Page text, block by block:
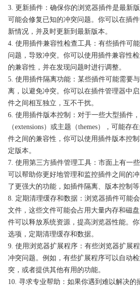
3. 更新插件：确保你的浏览器插件是最新
可能会修复已知的冲突问题。你可以在插
新情况，并及时更新到最新版本。
4. 使用插件兼容性检查工具：有些插件可
问题，导致冲突。你可以使用插件兼容性
的兼容性，并在发现问题时进行调整。
5. 使用插件隔离功能：某些插件可能需要
离，以避免冲突。你可以在插件管理器中
件之间相互独立，互不干扰。
6. 使用插件版本控制：对于一些大型插件
（extensions）或主题（themes），可能存
件之间的兼容性，你可以使用插件版本控
定版本。
7. 使用第三方插件管理工具：市面上有一
可以帮助你更好地管理和监控插件之间的
了更强大的功能，如插件隔离、版本控制等
8. 定期清理缓存和数据：浏览器插件可能
文件，这些文件可能会占用大量内存和磁
件可以释放系统资源，提高浏览器性能。
选项，定期清理缓存和数据。
9. 使用浏览器扩展程序：有些浏览器扩展
冲突问题。例如，有些扩展程序可以自动
突，或者提供其他有用的功能。
10. 寻求专业帮助：如果你遇到难以解决的